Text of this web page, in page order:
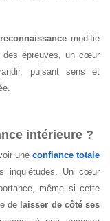
modifie
des épreuves, un cœur
puisant sens et
intérieure ?
une confiance totale
inquiétudes. Un cœur
même si cette
de laisser de côté ses